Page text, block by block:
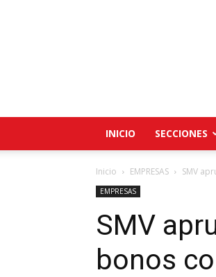
INICIO SECCIONES
Inicio EMPRESAS SMV
EMPRESAS
SMV
bonos